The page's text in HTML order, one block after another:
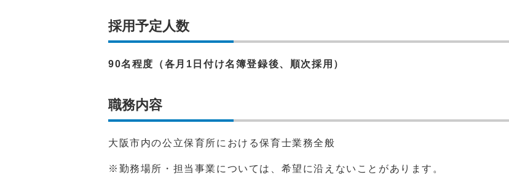
採用予定人数
90名程度（各月1日付け名簿登録後、 順次採用）
職務内容
大阪市内の公立保育所における保育士業務全般
※勤務場所・担当事業については、希望に沿えないことがあります。